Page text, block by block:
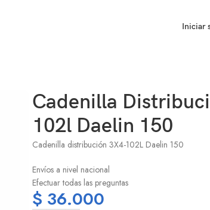
Iniciar
Cadenilla
102l Daelin 150
Cadenilla distribución 3X4-102L Daelin 150
Envíos a nivel nacional
Efectuar todas las preguntas
$ 36.000